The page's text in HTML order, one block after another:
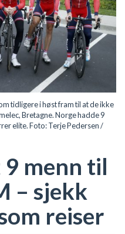
tidligere i høst fram til at de ikke
Bretagne. Norge hadde 9
elite. Foto: Terje Pedersen /
menn til
– sjekk
reiser